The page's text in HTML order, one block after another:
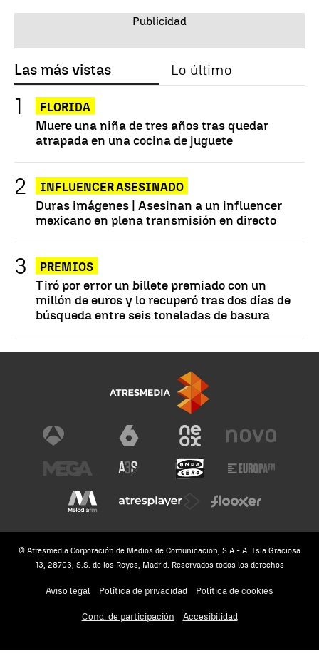
Las más vistas Lo último
FLORIDA
Muere una niña de tres años tras quedar
atrapada en una cocina de juguete
INFLUENCER ASESINADO
Duras imágenes | Asesinan a un influencer
mexicano en plena transmisión en directo
PREMIOS
Tiró por error un billete premiado con un
millón de euros y lo recuperó tras dos días de
búsqueda entre seis toneladas de basura
© Atresmedia Corporación de Medios de Comunicación, S.A - A. Isla Graciosa
13, 28703, S.S. de los Reyes, Madrid. Reservados todos los derechos
Aviso legal Política de privacidad Política de cookies
Cond. de participación Accesibilidad